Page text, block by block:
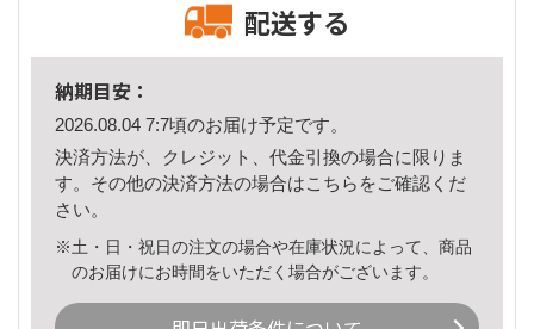
配送する
納期目安：
2026.08.04 7:7頃のお届け予定です。
決済方法が、クレジット、代金引換の場合に限りま
す。その他の決済方法の場合はこちら をご確認くだ
さい。
※土・日・祝日の注文の場合や在庫状況によって、商品
のお届けにお時間をいただく場合がございます。